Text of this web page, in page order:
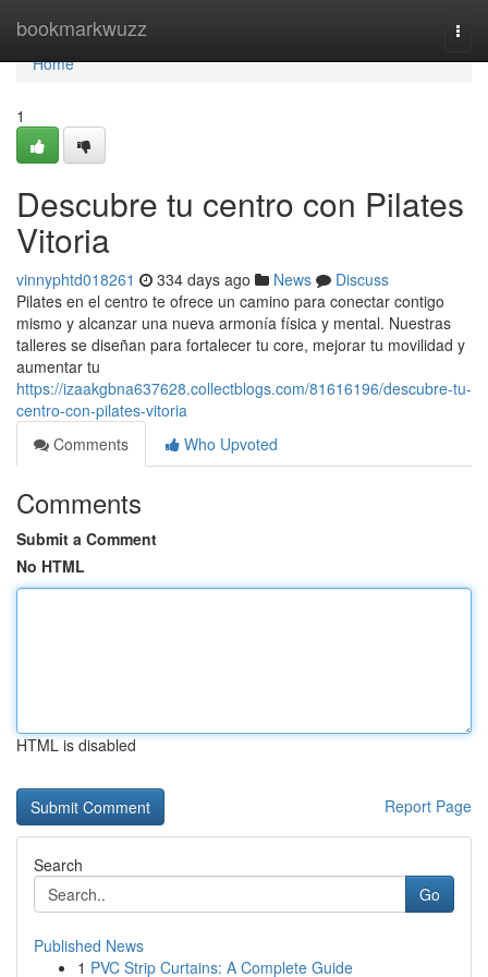
bookmarkwuzz
Home
Home
1
Descubre tu centro con Pilates
Vitoria
vinnyphtd018261 334 days ago News
Discuss
Pilates en el centro te ofrece un camino para conectar contigo
mismo y alcanzar una nueva armonía física y mental. Nuestras
talleres se diseñan para fortalecer tu core, mejorar tu movilidad y
aumentar tu
https://izaakgbna637628.collectblogs.com/81616196/descubre-tu-
centro-con-pilates-vitoria
Comments
Who Upvoted
Comments
Submit a Comment
No HTML
HTML is disabled
Report Page
Search
Go
Published News
1 PVC Strip Curtains: A Complete Guide